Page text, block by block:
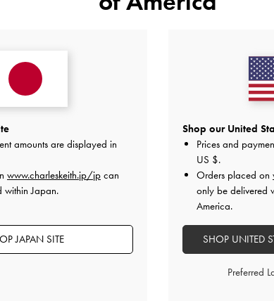
レビューは購入した方のみ投稿ができます。
amounts are displayed in
www.charleskeith.jp/jp can
within Japan.
JAPAN SITE
Shop our United
Prices and
US $.
Orders placed on
only be delivered
America.
SHOP UNITED
Preferred